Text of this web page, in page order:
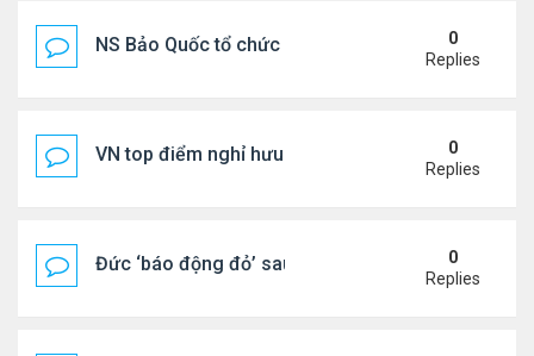
NS Bảo Quốc tổ chức sn cho bà xã
0
Replies
VN top điểm nghỉ hưu lý tưởng cho người Mỹ
0
Replies
Đức ‘báo động đỏ’ sau vụ phát hiện UAV mang
0
Replies